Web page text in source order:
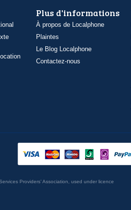
Plus d'informations
À propos de Localphone
Plaintes
Le Blog Localphone
Contactez-nous
Providers’ Association, used under licence